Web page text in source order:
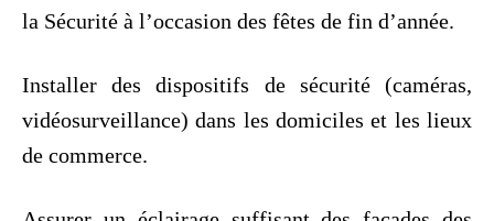
la Sécurité à l’occasion des fêtes de fin d’année.
Installer des dispositifs de sécurité (caméras,
vidéosurveillance) dans les domiciles et les lieux
de commerce.